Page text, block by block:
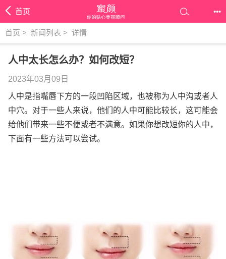
首页 •••
首页 > 新闻列表 > 详情
人中太长怎么办？如何改短？
2023年03月09日
人中是指嘴唇下方的一段凹陷区域，也被称为人中沟或者人
中穴。对于一些人来说，他们的人中可能比较长，这可能会
给他们带来一些不便或者不满意。如果你想改短你的人中，
下面有一些方法可以尝试。